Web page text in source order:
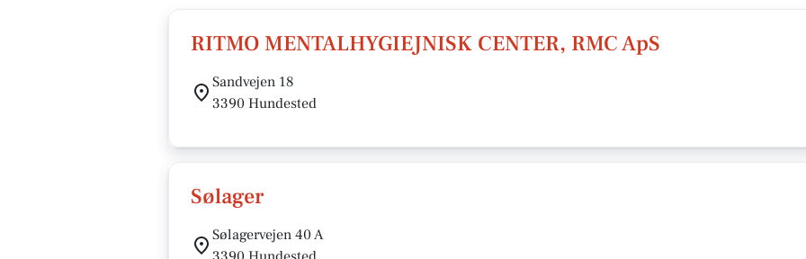
RITMO MENTALHYGIEJNISK CENTER, RMC ApS
Sandvejen 18
3390 Hundested
Sølager
Sølagervejen 40 A